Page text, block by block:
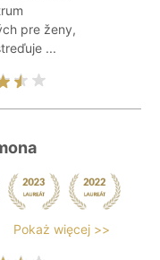
pre ženy,
...
Pokaż więcej >>